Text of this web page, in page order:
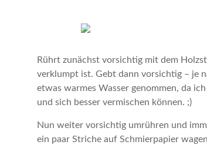
Rührt zunächst vorsichtig mit dem
verklumpt ist. Gebt dann vorsichtig – je
etwas warmes Wasser genommen, da
und sich besser vermischen können. ;)
Nun weiter vorsichtig umrühren und
ein paar Striche auf Schmierpapier